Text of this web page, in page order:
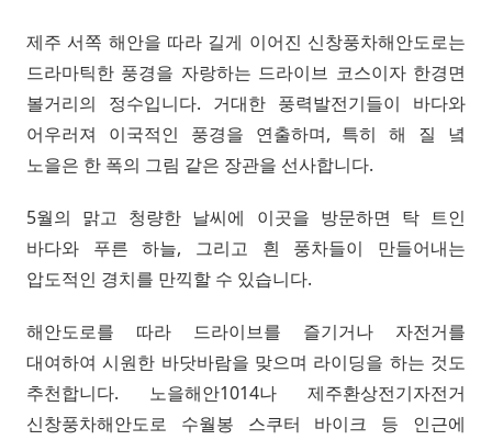
제주 서쪽 해안을 따라 길게 이어진 신창풍차해안도로는
드라마틱한 풍경을 자랑하는 드라이브 코스이자 한경면
볼거리의 정수입니다. 거대한 풍력발전기들이 바다와
어우러져 이국적인 풍경을 연출하며, 특히 해 질 녘
노을은 한 폭의 그림 같은 장관을 선사합니다.
5월의 맑고 청량한 날씨에 이곳을 방문하면 탁 트인
바다와 푸른 하늘, 그리고 흰 풍차들이 만들어내는
압도적인 경치를 만끽할 수 있습니다.
해안도로를 따라 드라이브를 즐기거나 자전거를
대여하여 시원한 바닷바람을 맞으며 라이딩을 하는 것도
추천합니다. 노을해안1014나 제주환상전기자전거
신창풍차해안도로 수월봉 스쿠터 바이크 등 인근에